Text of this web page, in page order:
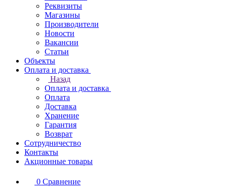
Реквизиты
Магазины
Производители
Новости
Вакансии
Статьи
Объекты
Оплата и доставка
Назад
Оплата и доставка
Оплата
Доставка
Хранение
Гарантия
Возврат
Сотрудничество
Контакты
Акционные товары
0 Сравнение